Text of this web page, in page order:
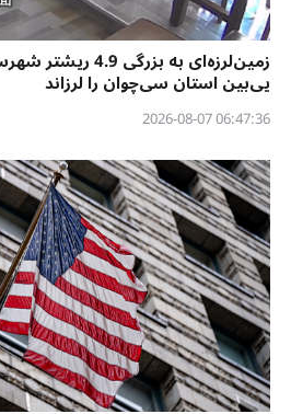
زمین‌لرزه‌ای به
یی‌بین استان سی‌چوان را لرزاند
06:47:36 2026-08-07